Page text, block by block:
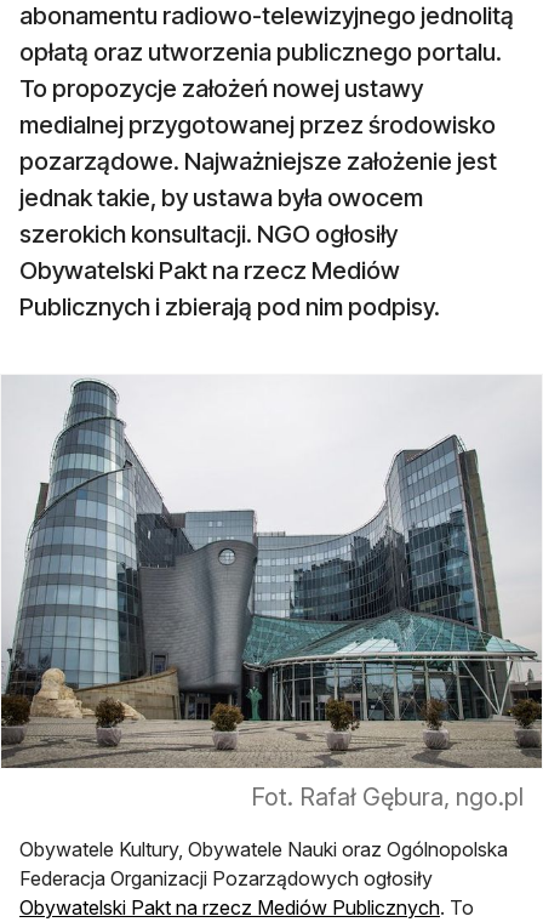
abonamentu radiowo-telewizyjnego jednolitą
opłatą oraz utworzenia publicznego portalu.
To propozycje założeń nowej ustawy
medialnej przygotowanej przez środowisko
pozarządowe. Najważniejsze założenie jest
jednak takie, by ustawa była owocem
szerokich konsultacji. NGO ogłosiły
Obywatelski Pakt na rzecz Mediów
Publicznych i zbierają pod nim podpisy.
Fot. Rafał Gębura, ngo.pl
Obywatele Kultury, Obywatele Nauki oraz Ogólnopolska
Federacja Organizacji Pozarządowych ogłosiły
Obywatelski Pakt na rzecz Mediów Publicznychotwiera się
. To